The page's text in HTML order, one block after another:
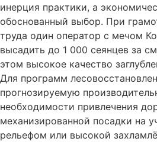
инерция практики, а
обоснованный выбор. При
труда один оператор с мечом
высадить до 1 000 сеянцев за
этом высокое качество
Для программ
прогнозируемую
необходимости привлечения
механизированной посадки на
рельефом или высокой